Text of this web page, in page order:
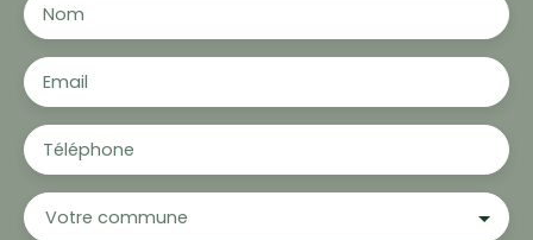
Nom
Email
Téléphone
Votre commune